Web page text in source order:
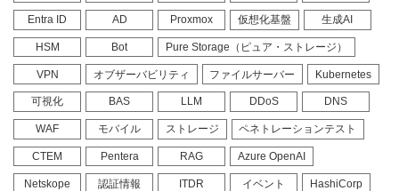
Entra ID AD Proxmox 仮想化基盤 生成AI
HSM Bot Pure Storage（ピュア・ストレージ）
VPN オブザーバビリティ ファイルサーバー Kubernetes
可視化 BAS LLM DDoS DNS
WAF モバイル ストレージ ペネトレーションテスト
CTEM Pentera RAG Azure OpenAI
Netskope 認証情報 ITDR イベント HashiCorp